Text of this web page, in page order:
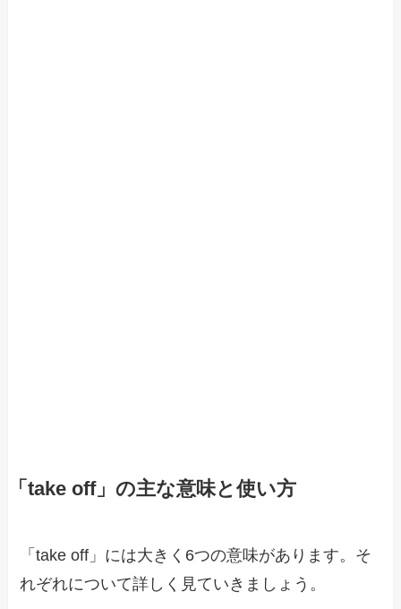
「take off」の主な意味と使い方
「take off」には大きく6つの意味があります。そ
れぞれについて詳しく見ていきましょう。